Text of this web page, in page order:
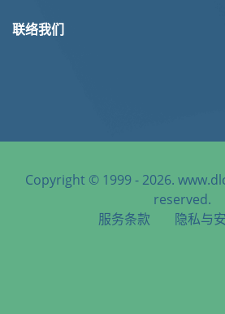
联络我们
Copyright © 1999 - 2026.
reserved.
服务条款
隐私与